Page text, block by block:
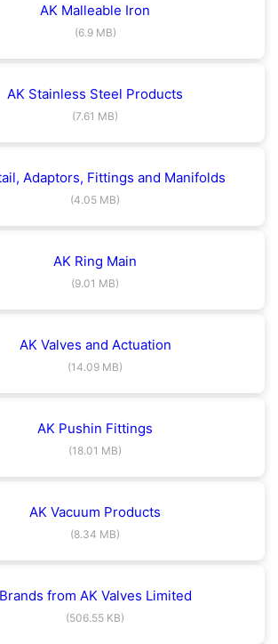
AK Malleable Iron
(6.9 MB)
AK Stainless Steel Products
(7.61 MB)
Adaptors, Fittings and Manifolds
(4.05 MB)
AK Ring Main
(9.01 MB)
AK Valves and Actuation
(14.09 MB)
AK Pushin Fittings
(18.01 MB)
AK Vacuum Products
(8.34 MB)
Brands from AK Valves Limited
(506.55 KB)